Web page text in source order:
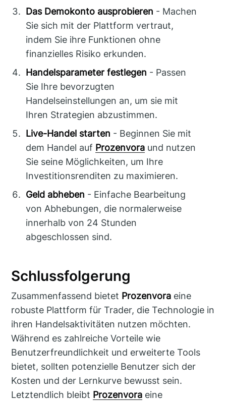
Das Demokonto ausprobieren - Machen
Sie sich mit der Plattform vertraut,
indem Sie ihre Funktionen ohne
finanzielles Risiko erkunden.
Handelsparameter festlegen - Passen
Sie Ihre bevorzugten
Handelseinstellungen an, um sie mit
Ihren Strategien abzustimmen.
Live-Handel starten - Beginnen Sie mit
dem Handel auf Prozenvora und nutzen
Sie seine Möglichkeiten, um Ihre
Investitionsrenditen zu maximieren.
Geld abheben - Einfache Bearbeitung
von Abhebungen, die normalerweise
innerhalb von 24 Stunden
abgeschlossen sind.
Schlussfolgerung
Zusammenfassend bietet Prozenvora eine
robuste Plattform für Trader, die Technologie in
ihren Handelsaktivitäten nutzen möchten.
Während es zahlreiche Vorteile wie
Benutzerfreundlichkeit und erweiterte Tools
bietet, sollten potenzielle Benutzer sich der
Kosten und der Lernkurve bewusst sein.
Letztendlich bleibt Prozenvora eine